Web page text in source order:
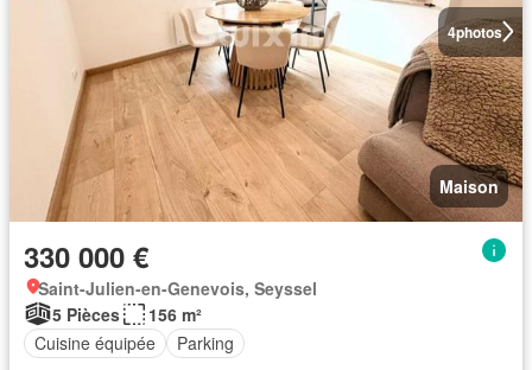
4photos
Maison
330 000 €
Saint-Julien-en-Genevois, Seyssel
5 Pièces
156 m²
Cuisine équipée
Parking